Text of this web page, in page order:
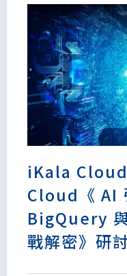
iKala
Cloud《 AI
BigQuery
戰解密》研